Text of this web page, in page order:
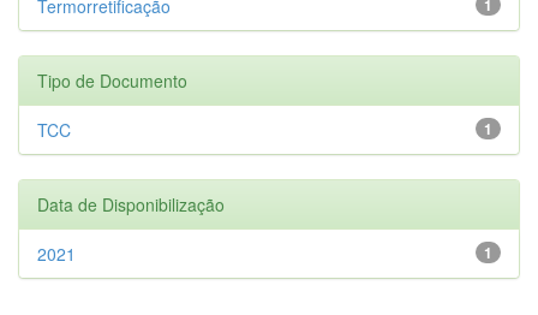
1
Termorretificação
Tipo de Documento
1
TCC
Data de Disponibilização
1
2021